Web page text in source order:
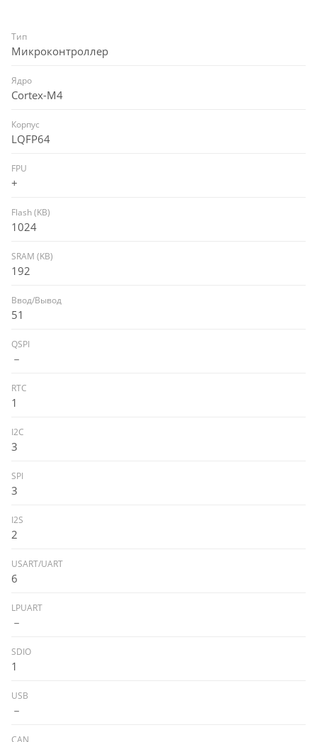
Тип
Микроконтроллер
Ядро
Cortex-M4
Корпус
LQFP64
FPU
+
Flash (KB)
1024
SRAM (KB)
192
Ввод/Вывод
51
QSPI
－
RTC
1
I2C
3
SPI
3
I2S
2
USART/UART
6
LPUART
－
SDIO
1
USB
－
CAN